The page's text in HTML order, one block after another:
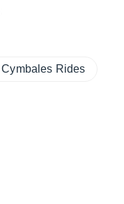
Cymbales Rides